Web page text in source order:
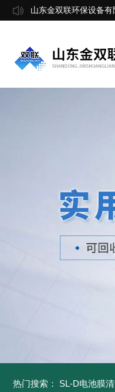
山东金双联环保设备有
热门搜索： SL-D电池膜